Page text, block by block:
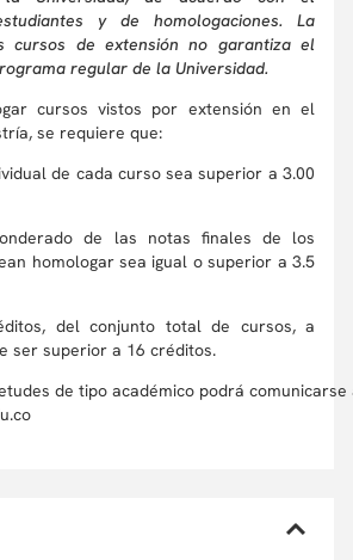
y de homologaciones. La
cursos de extensión no garantiza el
regular de la Universidad.
cursos vistos por extensión en el
se requiere que:
de cada curso sea superior a 3.00
de las notas finales de los
homologar sea igual o superior a 3.5
del conjunto total de cursos, a
ser superior a 16 créditos.
de tipo académico podrá comunicarse